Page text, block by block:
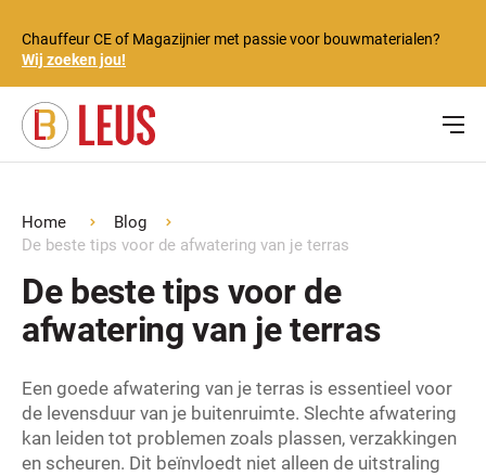
Chauffeur CE of Magazijnier met passie voor bouwmaterialen?
Wij zoeken jou!
Home
Blog
De beste tips voor de afwatering van je terras
De beste tips voor de
afwatering van je terras
Een goede afwatering van je terras is essentieel voor
de levensduur van je buitenruimte. Slechte afwatering
kan leiden tot problemen zoals plassen, verzakkingen
en scheuren. Dit beïnvloedt niet alleen de uitstraling